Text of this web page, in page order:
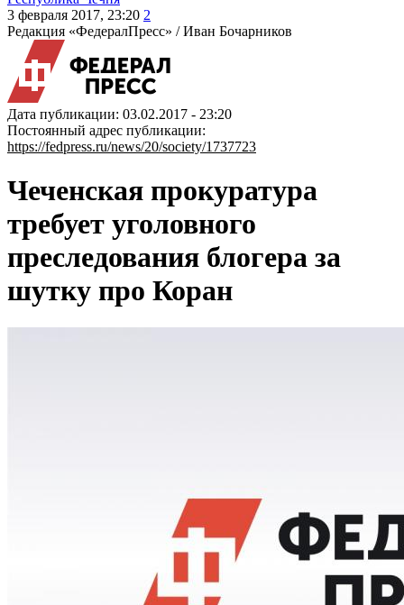
3 февраля 2017, 23:20 2
Редакция «ФедералПресс» /Иван Бочарников
Дата публикации: 03.02.2017 - 23:20
Постоянный адрес публикации:
https://fedpress.ru/news/20/society/1737723
Чеченская прокуратура
требует уголовного
преследования блогера за
шутку про Коран